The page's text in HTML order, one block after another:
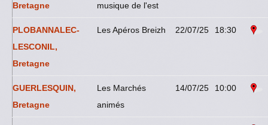
Bretagne
musique de l'est
PLOBANNALEC-
LESCONIL,
Bretagne
Les Apéros Breizh 22/07/25 18:30
GUERLESQUIN,
Bretagne
Les Marchés
animés
14/07/25 10:00